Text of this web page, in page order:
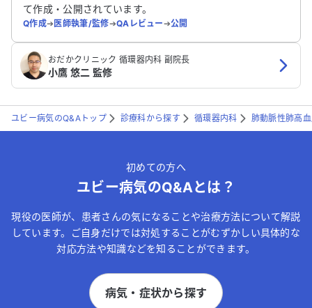
て作成・公開されています。
Q作成➔医師執筆/監修➔QAレビュー➔公開
おだかクリニック 循環器内科 副院長
小鷹 悠二 監修
ユビー病気のQ&Aトップ 診療科から探す 循環器内科 肺動脈性肺高
初めての方へ
ユビー病気のQ&Aとは？
現役の医師が、患者さんの気になることや治療方法について解説
しています。ご自身だけでは対処することがむずかしい具体的な
対応方法や知識などを知ることができます。
病気・症状から探す